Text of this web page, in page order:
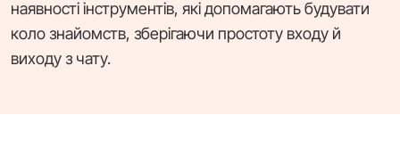
наявності інструментів, які допомагають будувати
коло знайомств, зберігаючи простоту входу й
виходу з чату.